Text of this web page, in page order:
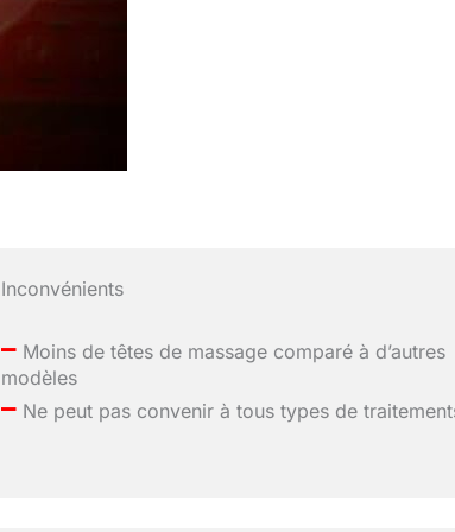
Inconvénients
– Moins de têtes de massage comparé à d’autres
modèles
– Ne peut pas convenir à tous types de